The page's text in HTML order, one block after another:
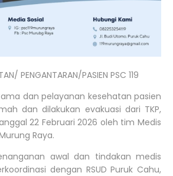
PENGANTARAN/PASIEN PSC 119
dan pelayanan kesehatan pasien
dan dilakukan evakuasi dari TKP,
22 Februari 2026 oleh tim Medis
Raya.
awal dan tindakan medis
dengan RSUD Puruk Cahu,